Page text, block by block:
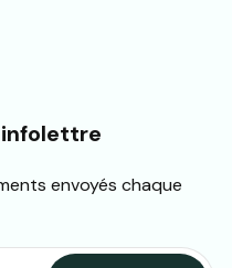
envoyés chaque